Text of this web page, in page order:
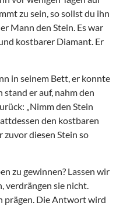
zu sein, so sollst du ihn
Mann den Stein. Es war
kostbarer Diamant. Er
in seinem Bett, er konnte
er auf, nahm den
„Nimm den Stein
den kostbaren
zuvor diesen Stein so
zu gewinnen? Lassen wir
verdrängen sie nicht.
prägen. Die Antwort wird